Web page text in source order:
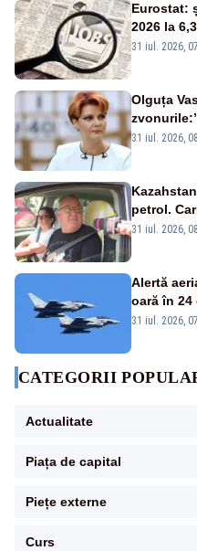
Eurostat:
2026 la
31 iul. 2026,
Olguța
de
31 iul. 2026,
petrol.
iar
31 iul. 2026,
Alertă
oară în 24
31 iul. 2026,
CATEGORII
Actualitate
Piața de capital
Piețe externe
Curs